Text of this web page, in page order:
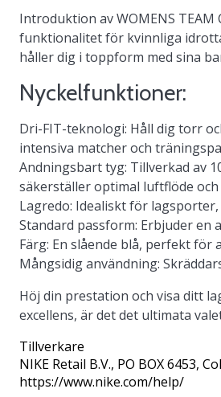
Introduktion avWOMENS TEAM
funktionalitet för kvinnliga
håller dig i toppform med sina
Nyckelfunktioner:
Dri-FIT-teknologi: Håll dig torr
intensiva matcher och
Andningsbart tyg: Tillverkad av
säkerställer optimal luftflöde
Lagredo: Idealiskt för
Standard passform: Erbjuder en
Färg: En slående blå, perfekt för
Mångsidig användning:
Höj din prestation och visa ditt
excellens, är det det ultimata
Tillverkare
NIKE Retail B.V., PO BOX 6453,
https://www.nike.com/help/